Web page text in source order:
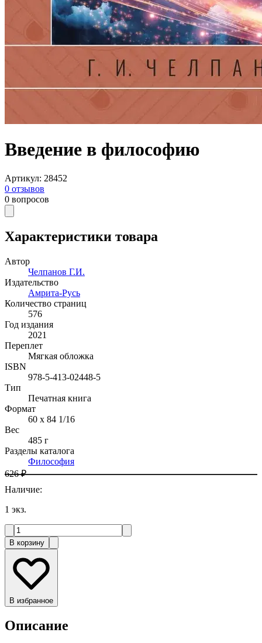
Введение в философию
Артикул: 28452
0 отзывов
0 вопросов
Характеристики товара
Автор
Челпанов Г.И.
Издательство
Амрита-Русь
Количество страниц
576
Год издания
2021
Переплет
Мягкая обложка
ISBN
978-5-413-02448-5
Тип
Печатная книга
Формат
60 x 84 1/16
Вес
485 г
Разделы каталога
Философия
626 ₽
Наличие:
1 экз.
В корзину
В избранное
Описание